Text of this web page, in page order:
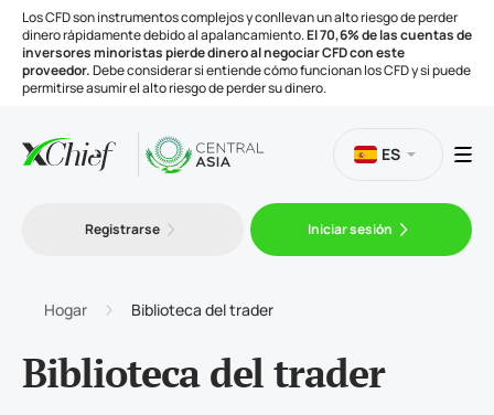
Los CFD son instrumentos complejos y conllevan un alto riesgo de perder
dinero rápidamente debido al apalancamiento.El 70,6% de las cuentas de
inversores minoristas pierde dinero al negociar CFD con este
proveedor.Debe considerar si entiende cómo funcionan los CFD y si puede
permitirse asumir el alto riesgo de perder su dinero.
Herramientas
ES
Registrarse Iniciar sesión
Hogar Biblioteca del trader
Biblioteca del trader